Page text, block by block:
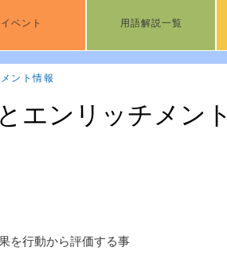
イベント 用語解説一覧
ント情報
エンリッチメント
を行動から評価する事